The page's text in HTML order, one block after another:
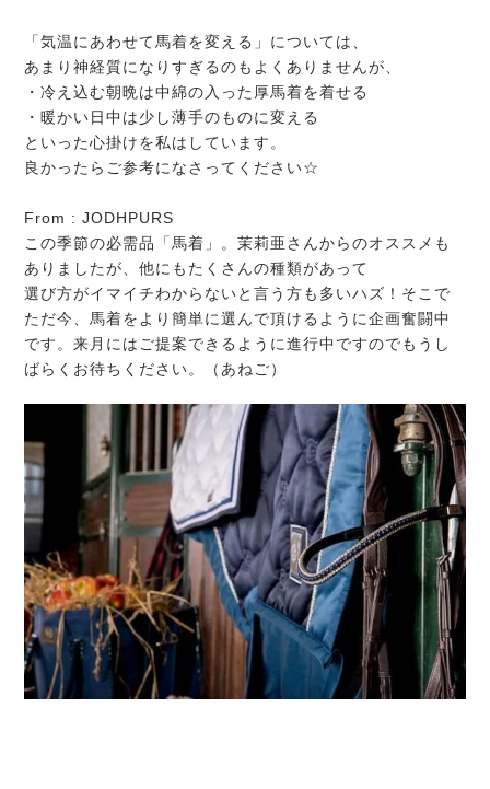
「気温にあわせて馬着を変える」については、
あまり神経質になりすぎるのもよくありませんが、
・冷え込む朝晩は中綿の入った厚馬着を着せる
・暖かい日中は少し薄手のものに変える
といった心掛けを私はしています。
良かったらご参考になさってください☆
From : JODHPURS
この季節の必需品「馬着」。茉莉亜さんからのオススメも
ありましたが、他にもたくさんの種類があって
選び方がイマイチわからないと言う方も多いハズ！そこで
ただ今、馬着をより簡単に選んで頂けるように企画奮闘中
です。来月にはご提案できるように進行中ですのでもうし
ばらくお待ちください。（あねご）